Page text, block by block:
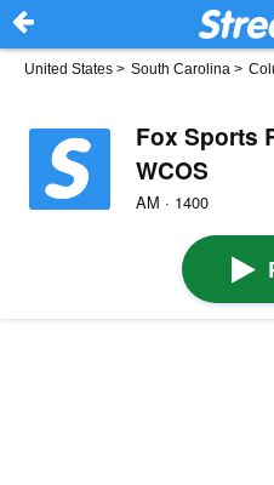
United States > South Carolina >
Fox Sports
WCOS
AM · 1400